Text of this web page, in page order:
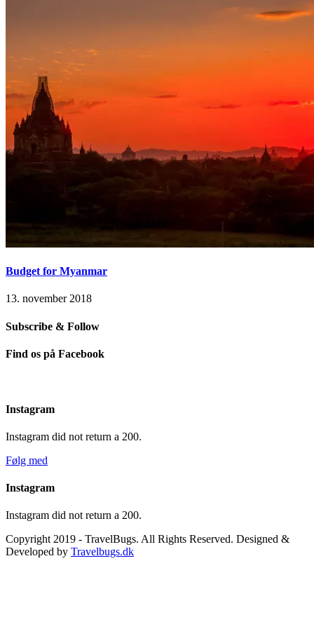
Budget for Myanmar
13. november 2018
Subscribe & Follow
Find os på Facebook
Instagram
Instagram did not return a 200.
Følg med
Instagram
Instagram did not return a 200.
Copyright 2019 - TravelBugs. All Rights Reserved. Designed &
Developed by Travelbugs.dk